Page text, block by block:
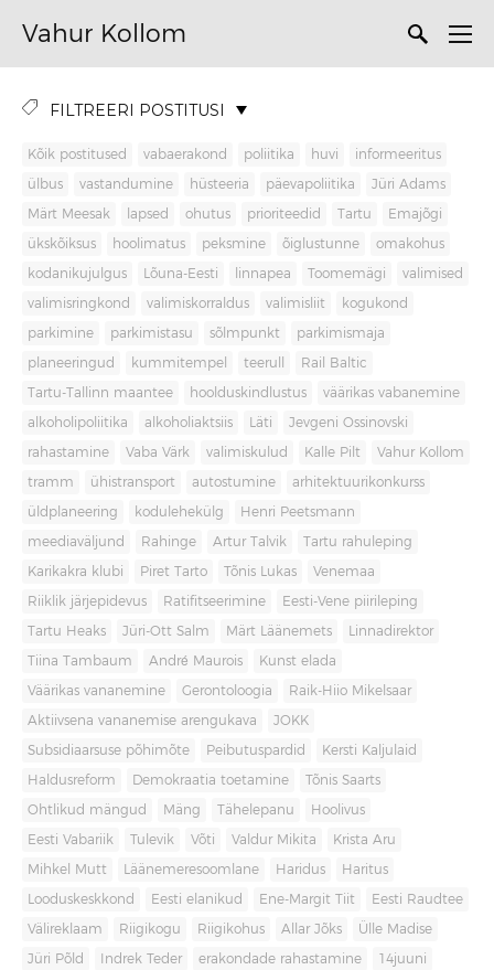
Vahur Kollom
FILTREERI POSTITUSI
Kõik postitused vabaerakond poliitika huvi informeeritus
ülbus vastandumine hüsteeria päevapoliitika Jüri Adams
Märt Meesak lapsed ohutus prioriteedid Tartu Emajõgi
ükskõiksus hoolimatus peksmine õiglustunne omakohus
kodanikujulgus Lõuna-Eesti linnapea Toomemägi valimised
valimisringkond valimiskorraldus valimisliit kogukond
parkimine parkimistasu sõlmpunkt parkimismaja
planeeringud kummitempel teerull Rail Baltic
Tartu-Tallinn maantee hoolduskindlustus väärikas vabanemine
alkoholipoliitika alkoholiaktsiis Läti Jevgeni Ossinovski
rahastamine Vaba Värk valimiskulud Kalle Pilt Vahur Kollom
tramm ühistransport autostumine arhitektuurikonkurss
üldplaneering kodulehekülg Henri Peetsmann
meediaväljund Rahinge Artur Talvik Tartu rahuleping
Karikakra klubi Piret Tarto Tõnis Lukas Venemaa
Riiklik järjepidevus Ratifitseerimine Eesti-Vene piirileping
Tartu Heaks Jüri-Ott Salm Märt Läänemets Linnadirektor
Tiina Tambaum André Maurois Kunst elada
Väärikas vananemine Gerontoloogia Raik-Hiio Mikelsaar
Aktiivsena vananemise arengukava JOKK
Subsidiaarsuse põhimõte Peibutuspardid Kersti Kaljulaid
Haldusreform Demokraatia toetamine Tõnis Saarts
Ohtlikud mängud Mäng Tähelepanu Hoolivus
Eesti Vabariik Tulevik Võti Valdur Mikita Krista Aru
Mihkel Mutt Läänemeresoomlane Haridus Haritus
Looduskeskkond Eesti elanikud Ene-Margit Tiit Eesti Raudtee
Välireklaam Riigikogu Riigikohus Allar Jõks Ülle Madise
Jüri Põld Indrek Teder erakondade rahastamine 14juuni